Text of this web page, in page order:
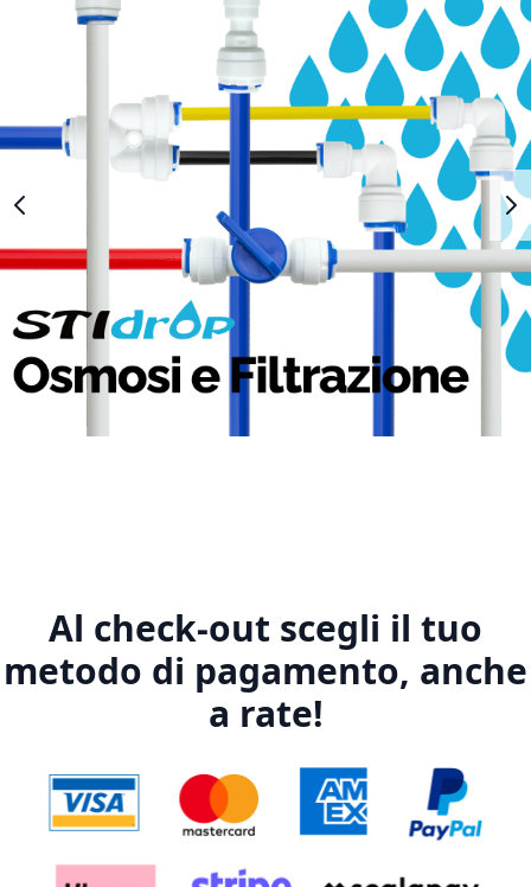
Al check-out scegli il tuo
metodo di pagamento, anche
a rate!